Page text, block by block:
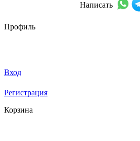
Написать
Профиль
Вход
Регистрация
Корзина